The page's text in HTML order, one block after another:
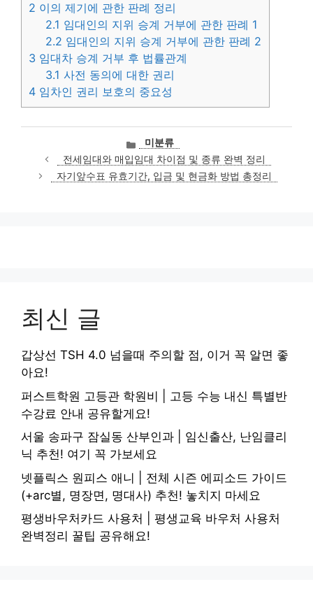
2 이의 제기에 관한 판례 정리
2.1 임대인의 지위 승계 거부에 관한 판례 1
2.2 임대인의 지위 승계 거부에 관한 판례 2
3 임대차 승계 거부 후 법률관계
3.1 사전 동의에 대한 권리
4 임차인 권리 보호의 중요성
카
테
고
리
미분류
전세임대와 매입임대 차이점 및 종류 완벽 정리
자기앞수표 유효기간, 입금 및 현금화 방법 총정리
최신 글
갑상선 TSH 4.0 넘을때 주의할 점, 이거 꼭 알면 좋
아요!
퍼스트학원 고등관 학원비 | 고등 수능 내신 특별반
수강료 안내 공유할게요!
서울 송파구 잠실동 산부인과 | 임신출산, 난임클리
닉 추천! 여기 꼭 가보세요
넷플릭스 원피스 애니 | 전체 시즌 에피소드 가이드
(+arc별, 명장면, 명대사) 추천! 놓치지 마세요
평생바우처카드 사용처 | 평생교육 바우처 사용처
완벽정리 꿀팁 공유해요!